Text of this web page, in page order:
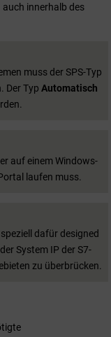
innerhalb des
muss der SPS-Typ
Der Typ Automatisch
auf einem Windows-
laufen muss.
dafür designed
System IP der S7-
zu überbrücken.